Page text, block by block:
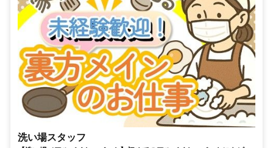
洗い場スタッフ